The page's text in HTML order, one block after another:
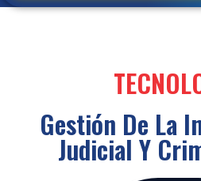
Gestión De La
Judicial Y